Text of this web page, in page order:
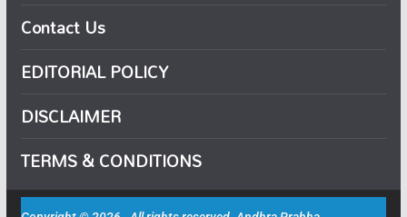
Contact Us
EDITORIAL POLICY
DISCLAIMER
TERMS & CONDITIONS